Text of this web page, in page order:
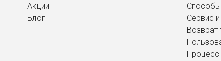
Акции
Блог
Сервис и
Возврат
Процесс